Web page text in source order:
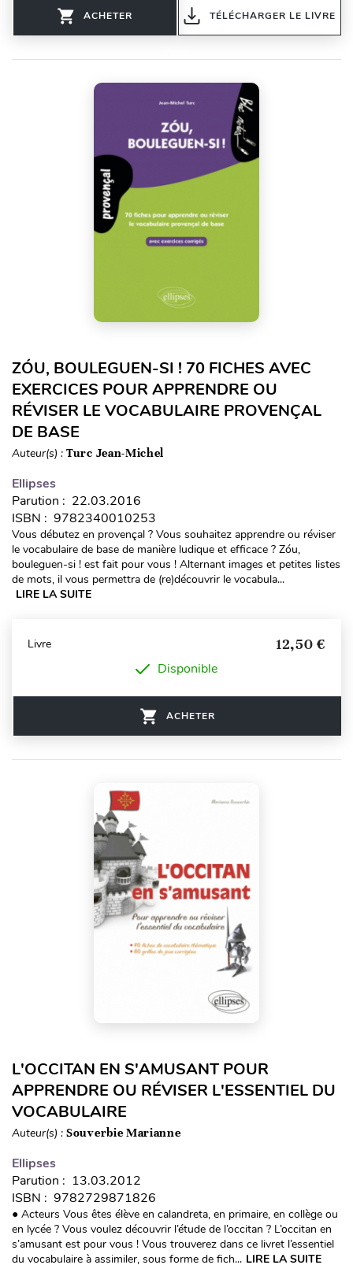
ACHETER TÉLÉCHARGER LE LIVRE
ZÓU, BOULEGUEN-SI ! 70 FICHES AVEC
EXERCICES POUR APPRENDRE OU
RÉVISER LE VOCABULAIRE PROVENÇAL
DE BASE
Auteur(s) : Turc Jean-Michel
Ellipses
Parution : 22.03.2016
ISBN : 9782340010253
Vous débutez en provençal ? Vous souhaitez apprendre ou réviser
le vocabulaire de base de manière ludique et efficace ? Zóu,
bouleguen-si ! est fait pour vous ! Alternant images et petites listes
de mots, il vous permettra de (re)découvrir le vocabula...
LIRE LA SUITE
Livre 12,50 €
Disponible
ACHETER
L'OCCITAN EN S'AMUSANT POUR
APPRENDRE OU RÉVISER L'ESSENTIEL DU
VOCABULAIRE
Auteur(s) : Souverbie Marianne
Ellipses
Parution : 13.03.2012
ISBN : 9782729871826
● Acteurs Vous êtes élève en calandreta, en primaire, en collège ou
en lycée ? Vous voulez découvrir l’étude de l’occitan ? L’occitan en
s’amusant est pour vous ! Vous trouverez dans ce livret l’essentiel
du vocabulaire à assimiler, sous forme de fich... LIRE LA SUITE